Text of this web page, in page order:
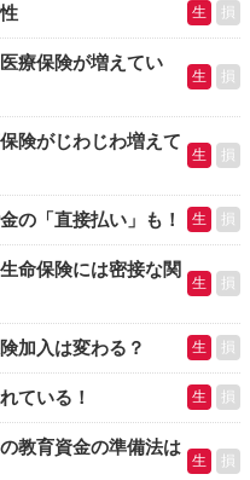
生 損
療保険が増えてい
生 損
険がじわじわ増えて
生 損
の「直接払い」も！ 生 損
命保険には密接な関
生 損
加入は変わる？ 生 損
ている！ 生 損
教育資金の準備法は
生 損